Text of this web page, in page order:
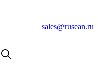
sales@rusean.ru